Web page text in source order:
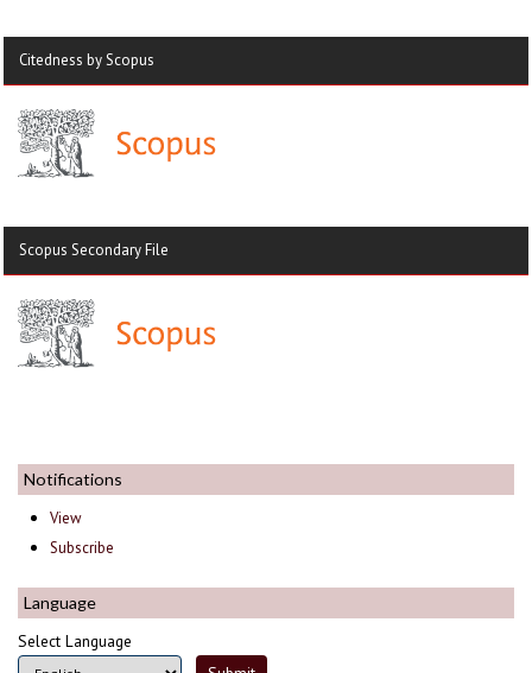
Citedness by Scopus
Scopus Secondary File
Notifications
View
Subscribe
Language
Select Language